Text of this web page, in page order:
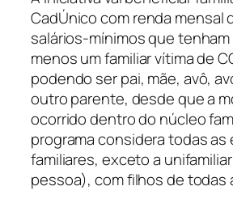
CadÚnico com renda mensal
salários-mínimos que
menos um familiar vítima de
podendo ser pai, mãe, avô,
outro parente, desde que a
ocorrido dentro do núcleo
programa considera todas
familiares, exceto a
pessoa), com filhos de todas